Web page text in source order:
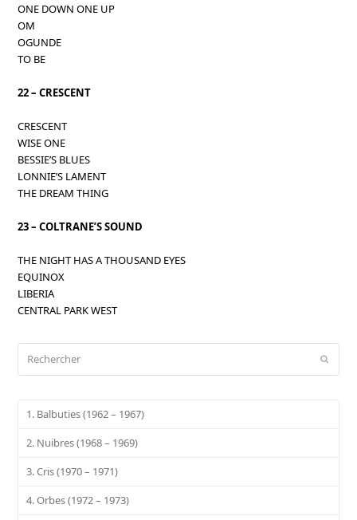
ONE DOWN ONE UP
OM
OGUNDE
TO BE
22 – CRESCENT
CRESCENT
WISE ONE
BESSIE’S BLUES
LONNIE’S LAMENT
THE DREAM THING
23 – COLTRANE’S SOUND
THE NIGHT HAS A THOUSAND EYES
EQUINOX
LIBERIA
CENTRAL PARK WEST
1. Balbuties (1962 – 1967)
2. Nuibres (1968 – 1969)
3. Cris (1970 – 1971)
4. Orbes (1972 – 1973)